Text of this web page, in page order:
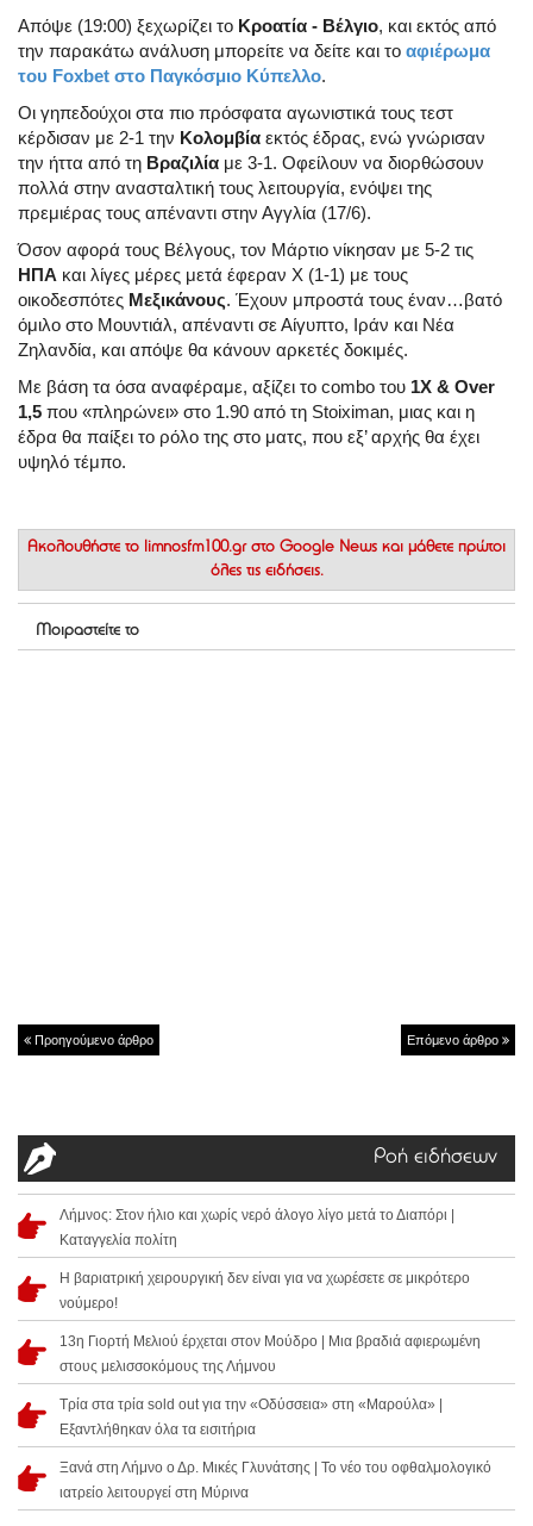
Απόψε (19:00) ξεχωρίζει το Κροατία - Βέλγιο, και εκτός από
την παρακάτω ανάλυση μπορείτε να δείτε και το αφιέρωμα
του Foxbet στο Παγκόσμιο Κύπελλο.
Οι γηπεδούχοι στα πιο πρόσφατα αγωνιστικά τους τεστ
κέρδισαν με 2-1 την Κολομβία εκτός έδρας, ενώ γνώρισαν
την ήττα από τη Βραζιλία με 3-1. Οφείλουν να διορθώσουν
πολλά στην ανασταλτική τους λειτουργία, ενόψει της
πρεμιέρας τους απέναντι στην Αγγλία (17/6).
Όσον αφορά τους Βέλγους, τον Μάρτιο νίκησαν με 5-2 τις
ΗΠΑ και λίγες μέρες μετά έφεραν Χ (1-1) με τους
οικοδεσπότες Μεξικάνους. Έχουν μπροστά τους έναν…βατό
όμιλο στο Μουντιάλ, απέναντι σε Αίγυπτο, Ιράν και Νέα
Ζηλανδία, και απόψε θα κάνουν αρκετές δοκιμές.
Με βάση τα όσα αναφέραμε, αξίζει το combo του 1Χ & Over
1,5 που «πληρώνει» στο 1.90 από τη Stoiximan, μιας και η
έδρα θα παίξει το ρόλο της στο ματς, που εξ’ αρχής θα έχει
υψηλό τέμπο.
Ακολουθήστε το limnosfm100.gr στο Google News και μάθετε πρώτοι
όλες τις ειδήσεις.
Μοιραστείτε το
Προηγούμενο άρθρο Επόμενο άρθρο
Ροή ειδήσεων
Λήμνος: Στον ήλιο και χωρίς νερό άλογο λίγο μετά το Διαπόρι |
Καταγγελία πολίτη
Η βαριατρική χειρουργική δεν είναι για να χωρέσετε σε μικρότερο
νούμερο!
13η Γιορτή Μελιού έρχεται στον Μούδρο | Μια βραδιά αφιερωμένη
στους μελισσοκόμους της Λήμνου
Τρία στα τρία sold out για την «Οδύσσεια» στη «Μαρούλα» |
Εξαντλήθηκαν όλα τα εισιτήρια
Ξανά στη Λήμνο ο Δρ. Μικές Γλυνάτσης | Το νέο του οφθαλμολογικό
ιατρείο λειτουργεί στη Μύρινα